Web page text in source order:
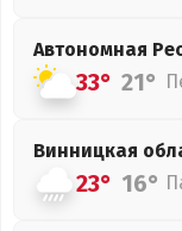
Автономная
33° 21°
Винницкая
23° 16°